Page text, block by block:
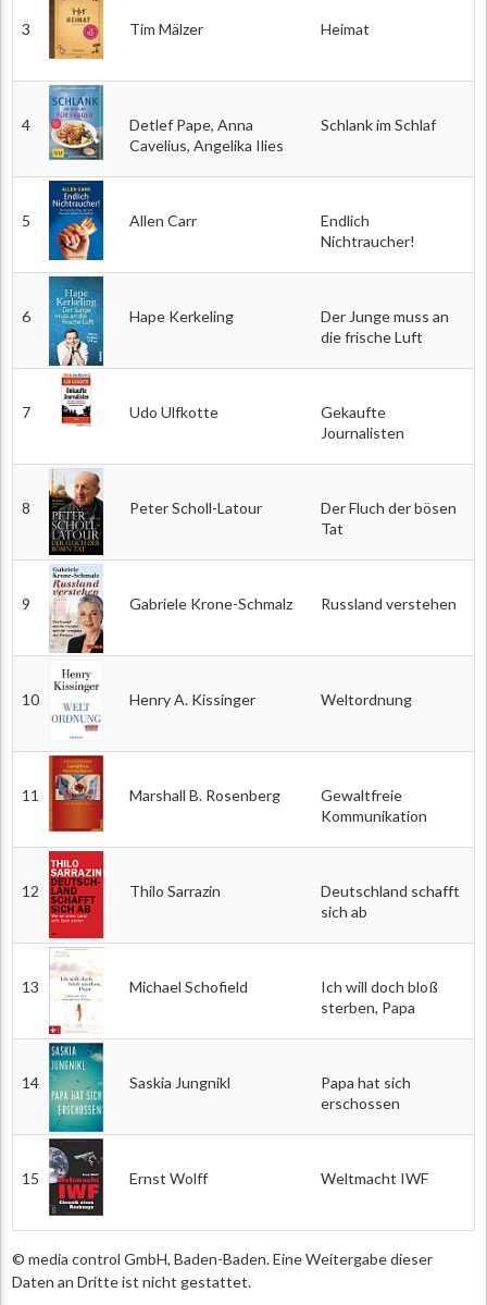
3 Tim Mälzer Heimat
4
Detlef Pape, Anna
Cavelius, Angelika Ilies
Schlank im Schlaf
5 Allen Carr
Endlich
Nichtraucher!
6 Hape Kerkeling
Der Junge muss an
die frische Luft
7 Udo Ulfkotte
Gekaufte
Journalisten
8 Peter Scholl-Latour
Der Fluch der bösen
Tat
9 Gabriele Krone-Schmalz Russland verstehen
10 Henry A. Kissinger Weltordnung
11 Marshall B. Rosenberg
Gewaltfreie
Kommunikation
12 Thilo Sarrazin
Deutschland schafft
sich ab
13 Michael Schofield
Ich will doch bloß
sterben, Papa
14 Saskia Jungnikl
Papa hat sich
erschossen
15 Ernst Wolff Weltmacht IWF
© media control GmbH, Baden-Baden. Eine Weitergabe dieser
Daten an Dritte ist nicht gestattet.